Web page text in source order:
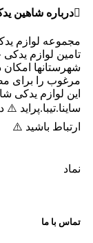
درباره شاهین
تامین لوازم
شهرستانها
مرغوب را برای
این لوازم یدکی
ارتباط باشید ⚠️
نماد
تماس با ما